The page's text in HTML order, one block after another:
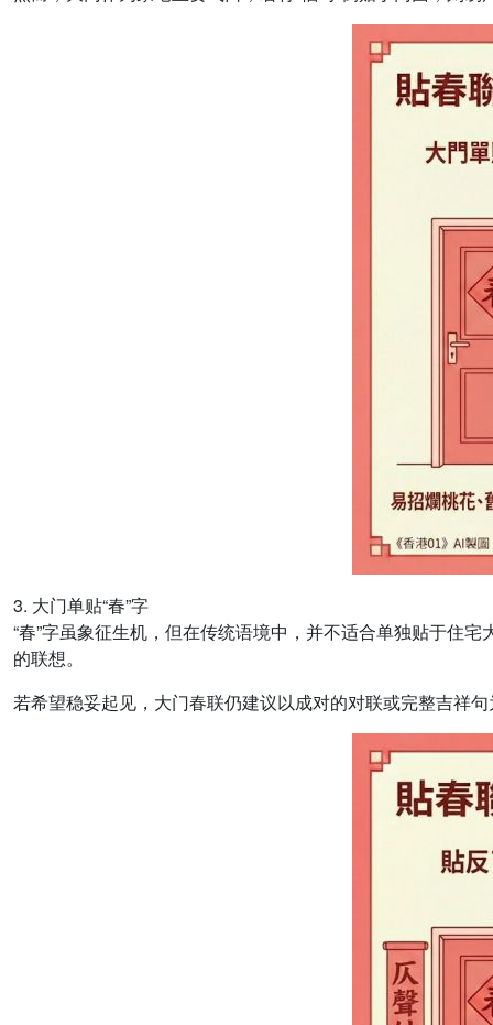
3. 大门单贴“春”字
“春”字虽象征生机，但在传统语境中，并不适合单独贴于住
的联想。
若希望稳妥起见，大门春联仍建议以成对的对联或完整吉祥